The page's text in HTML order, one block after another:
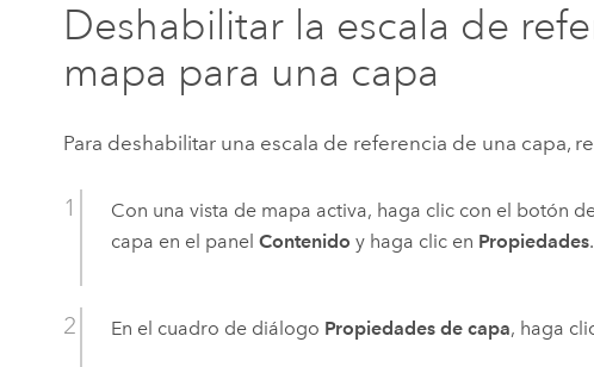
Deshabilitar la escala de
mapa para una capa
Para deshabilitar una escala de referencia de una capa,
Con una vista de mapa activa, haga clic con el botón
capa en el panelContenido y haga clic en Propiedades.
En el cuadro de diálogo Propiedades de capa, haga